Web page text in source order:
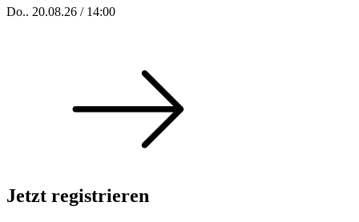
Do.. 20.08.26 / 14:00
Jetzt registrieren